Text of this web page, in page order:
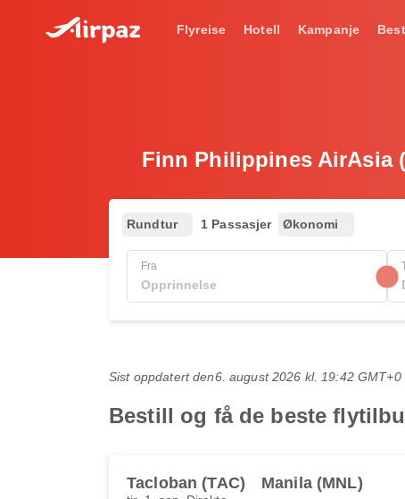
Flyreise Hotell Kampanje
Finn Philippines AirAsia
Rundtur 1 Passasjer Økonomi
Fra
Sist oppdatert den6. august 2026 kl. 19:42 GMT+0
Bestill og få de beste
Tacloban (TAC) Manila (MNL)